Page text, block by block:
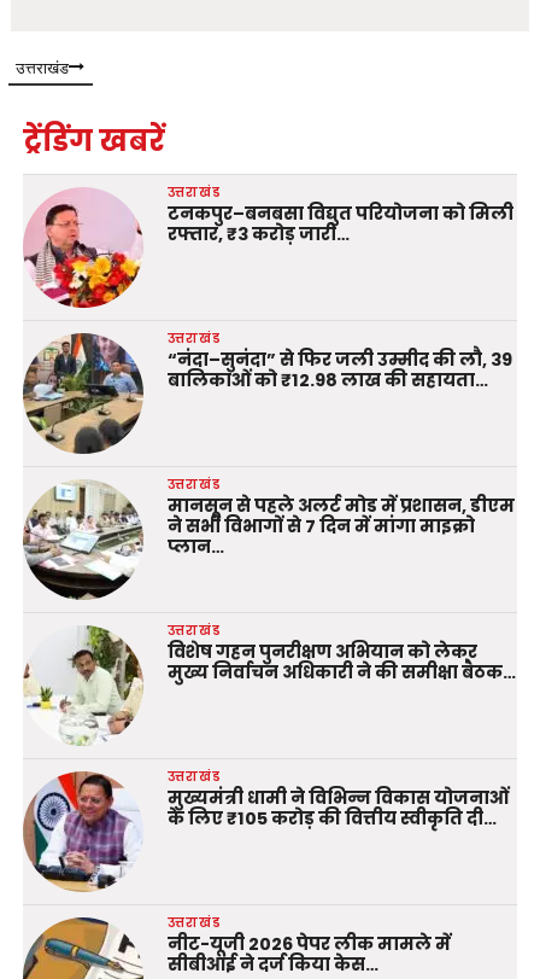
उत्तराखंड
ट्रेंडिंग खबरें
उत्तराखंड
टनकपुर–बनबसा विद्युत परियोजना को मिली
रफ्तार, ₹3 करोड़ जारी…
उत्तराखंड
“नंदा–सुनंदा” से फिर जली उम्मीद की लौ, 39
बालिकाओं को ₹12.98 लाख की सहायता…
उत्तराखंड
मानसून से पहले अलर्ट मोड में प्रशासन, डीएम
ने सभी विभागों से 7 दिन में मांगा माइक्रो
प्लान…
उत्तराखंड
विशेष गहन पुनरीक्षण अभियान को लेकर
मुख्य निर्वाचन अधिकारी ने की समीक्षा बैठक…
उत्तराखंड
मुख्यमंत्री धामी ने विभिन्न विकास योजनाओं
के लिए ₹105 करोड़ की वित्तीय स्वीकृति दी…
उत्तराखंड
नीट-यूजी 2026 पेपर लीक मामले में
सीबीआई ने दर्ज किया केस…